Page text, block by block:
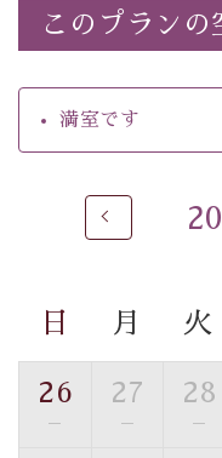
用。 足元が柔らかく
ご了承のほどお願いい
眺望はございません
貸切温泉風呂
です
【旅】
■諏訪大社4社を巡る
豊富な知識を持った
案内します。
事前ご
このプランの
満室です
日 月 火
26
—
27
—
28
—